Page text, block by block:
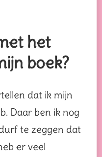
het
boek?
dat ik mijn
Daar ben ik nog
te zeggen dat
er veel